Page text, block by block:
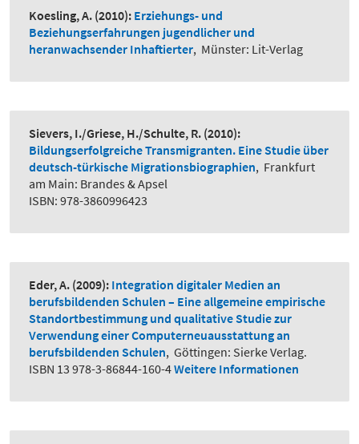
Koesling, A. (2010): Erziehungs- und
Beziehungserfahrungen jugendlicher und
heranwachsender Inhaftierter, Münster: Lit-Verlag
Sievers, I./Griese, H./Schulte, R. (2010):
Bildungserfolgreiche Transmigranten. Eine Studie über
deutsch-türkische Migrationsbiographien, Frankfurt
am Main: Brandes & Apsel
ISBN: 978-3860996423
Eder, A. (2009): Integration digitaler Medien an
berufsbildenden Schulen – Eine allgemeine empirische
Standortbestimmung und qualitative Studie zur
Verwendung einer Computerneuausstattung an
berufsbildenden Schulen, Göttingen: Sierke Verlag.
ISBN 13 978-3-86844-160-4Weitere Informationen